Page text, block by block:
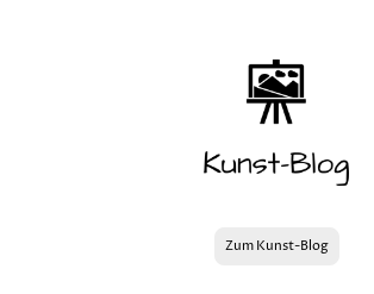
Zum Kunst-Blog